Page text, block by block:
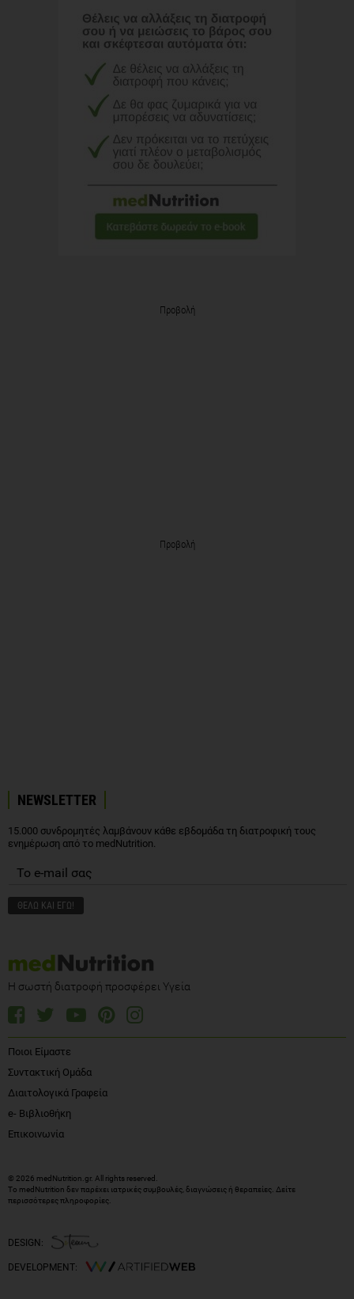
Προβολή
Προβολή
NEWSLETTER
15.000 συνδρομητές λαμβάνουν κάθε εβδομάδα τη διατροφική τους
ενημέρωση από το medNutrition.
Η σωστή διατροφή προσφέρει Υγεία
Ποιοι Είμαστε
Συντακτική Ομάδα
Διαιτολογικά Γραφεία
e- Βιβλιοθήκη
Επικοινωνία
© 2026 medNutrition.gr. All rights reserved.
Το medNutrition δεν παρέχει ιατρικές συμβουλές, διαγνώσεις ή θεραπείες. Δείτε
περισσότερες πληροφορίες
DESIGN:
DEVELOPMENT: